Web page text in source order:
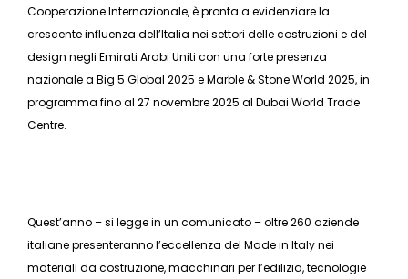
Cooperazione Internazionale, è pronta a evidenziare la
crescente influenza dell’Italia nei settori delle costruzioni e del
design negli Emirati Arabi Uniti con una forte presenza
nazionale a Big 5 Global 2025 e Marble & Stone World 2025, in
programma fino al 27 novembre 2025 al Dubai World Trade
Centre.
Quest’anno – si legge in un comunicato – oltre 260 aziende
italiane presenteranno l’eccellenza del Made in Italy nei
materiali da costruzione, macchinari per l’edilizia, tecnologie